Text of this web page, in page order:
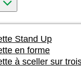
Stand Up
en forme
à sceller sur